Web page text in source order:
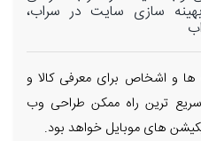
بهینه سازی سایت در سراب،
ها و اشخاص برای معرفی کالا و
ترین راه ممکن طراحی وب
های موبایل خواهد بود.